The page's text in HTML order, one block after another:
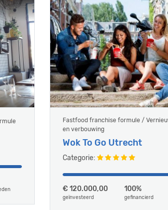
Fastfood franchise formule /
en verbouwing
Wok To Go Utrecht
Categorie:
€ 120.000,00
geïnvesteerd
100%
gefinancierd